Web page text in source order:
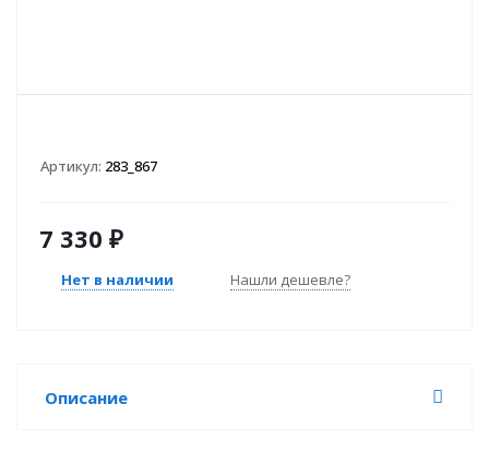
Артикул: 283_867
7 330 ₽
Нет в наличии Нашли дешевле?
Описание